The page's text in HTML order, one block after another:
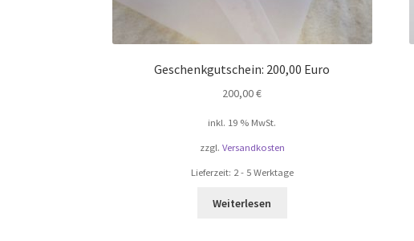
Geschenkgutschein: 200,00 Euro
200,00€
inkl. 19 % MwSt.
zzgl. Versandkosten
Lieferzeit: 2 - 5 Werktage
Weiterlesen